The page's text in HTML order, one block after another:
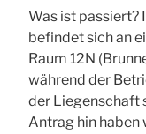
Was ist passiert?
befindet sich an
Raum 12N
während der
der Liegenschaft
Antrag hin haben